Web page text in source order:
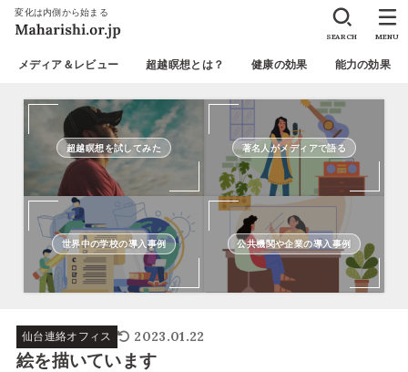
変化は内側から始まる
メディア＆レビュー 超越瞑想とは？ 健康の効果 能力の効果
SEARCH MENU
超越瞑想を試してみた 著名人がメディアで語る
世界中の学校の導入事例 公共機関や企業の導入事例
仙台連絡オフィス 2023.01.22
絵を描いています